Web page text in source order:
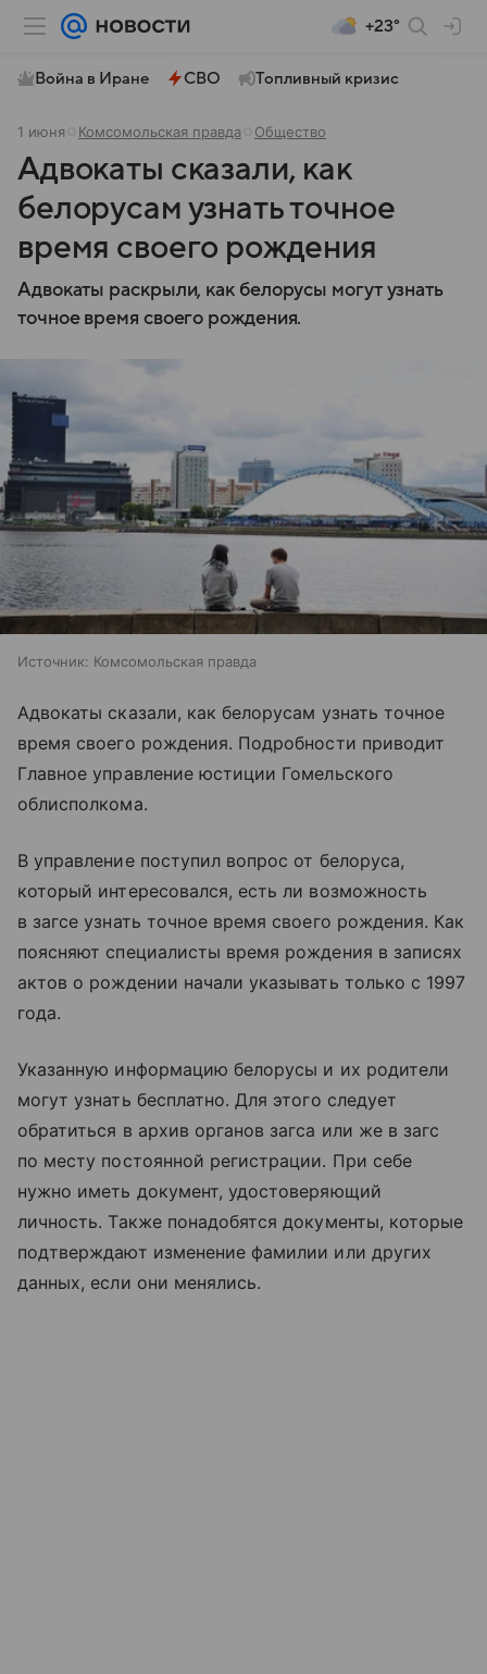
+23°
Война в Иране СВО Топливный кризис
1 июня Комсомольская правда Общество
Адвокаты сказали, как
белорусам узнать точное
время своего рождения
Адвокаты раскрыли, как белорусы могут узнать
точное время своего рождения.
Источник: Комсомольская правда
Адвокаты сказали, как белорусам узнать точное
время своего рождения. Подробности приводит
Главное управление юстиции Гомельского
облисполкома.
В управление поступил вопрос от белоруса,
который интересовался, есть ли возможность
в загсе узнать точное время своего рождения. Как
поясняют специалисты время рождения в записях
актов о рождении начали указывать только с 1997
года.
Указанную информацию белорусы и их родители
могут узнать бесплатно. Для этого следует
обратиться в архив органов загса или же в загс
по месту постоянной регистрации. При себе
нужно иметь документ, удостоверяющий
личность. Также понадобятся документы, которые
подтверждают изменение фамилии или других
данных, если они менялись.